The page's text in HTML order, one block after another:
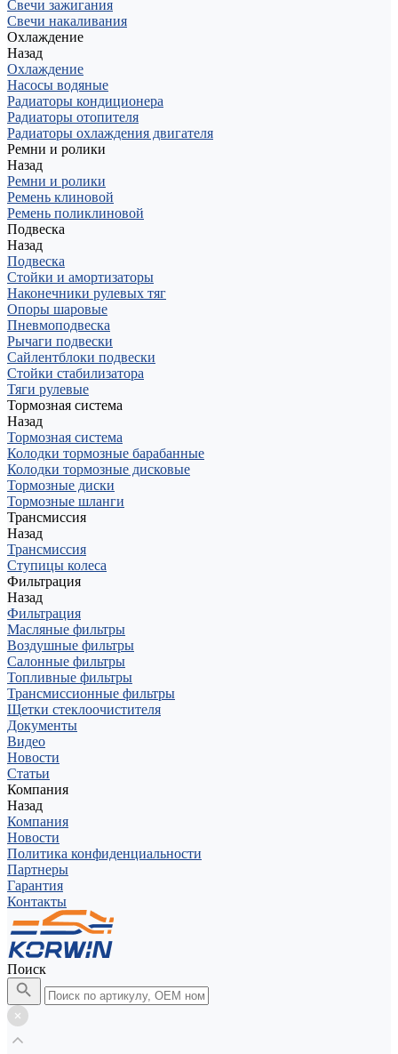
Свечи зажигания
Свечи накаливания
Охлаждение
Назад
Охлаждение
Насосы водяные
Радиаторы кондиционера
Радиаторы отопителя
Радиаторы охлаждения двигателя
Ремни и ролики
Назад
Ремни и ролики
Ремень клиновой
Ремень поликлиновой
Подвеска
Назад
Подвеска
Стойки и амортизаторы
Наконечники рулевых тяг
Опоры шаровые
Пневмоподвеска
Рычаги подвески
Сайлентблоки подвески
Стойки стабилизатора
Тяги рулевые
Тормозная система
Назад
Тормозная система
Колодки тормозные барабанные
Колодки тормозные дисковые
Тормозные диски
Тормозные шланги
Трансмиссия
Назад
Трансмиссия
Ступицы колеса
Фильтрация
Назад
Фильтрация
Масляные фильтры
Воздушные фильтры
Салонные фильтры
Топливные фильтры
Трансмиссионные фильтры
Щетки стеклоочистителя
Документы
Видео
Новости
Статьи
Компания
Назад
Компания
Новости
Политика конфиденциальности
Партнеры
Гарантия
Контакты
Поиск